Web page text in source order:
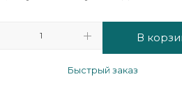
В
Быстрый заказ